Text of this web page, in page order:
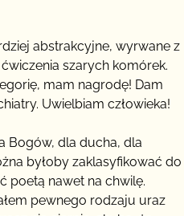
abstrakcyjne, wyrwane z
szarych komórek.
mam nagrodę! Dam
Uwielbiam człowieka!
Bogów, dla ducha, dla
byłoby zaklasyfikować do
poetą nawet na chwilę.
pewnego rodzaju uraz